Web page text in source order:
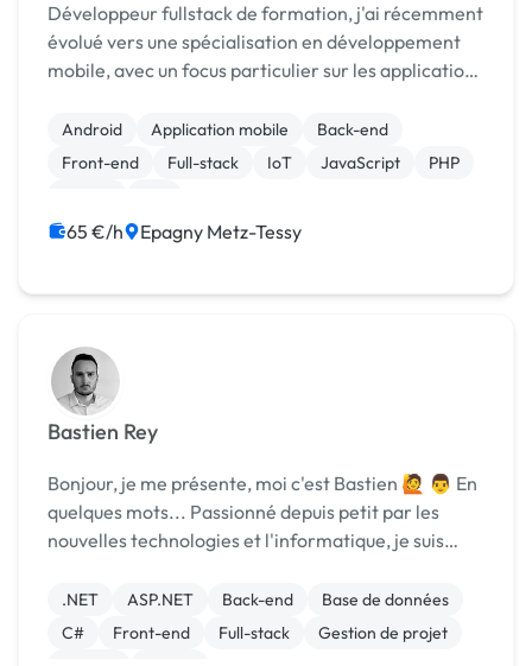
Développeur fullstack de formation, j'ai récemment
évolué vers une spécialisation en développement
mobile, avec un focus particulier sur les applications
technologies web et en programmation back-end,
j...
Android Application mobile
Back-end
Front-end
Full-stack IoT JavaScript
PHP
65 €/h Epagny Metz-Tessy
Bastien Rey
Bonjour, je me présente, moi c'est Bastien 🙋 👨 En
quelques mots... Passionné depuis petit par les
nouvelles technologies et l'informatique, je suis
l'obtention d'un diplôme d'ingénieur en déve...
.NET ASP.NET Back-end
Base de données
C#
Front-end Full-stack
Gestion de projet